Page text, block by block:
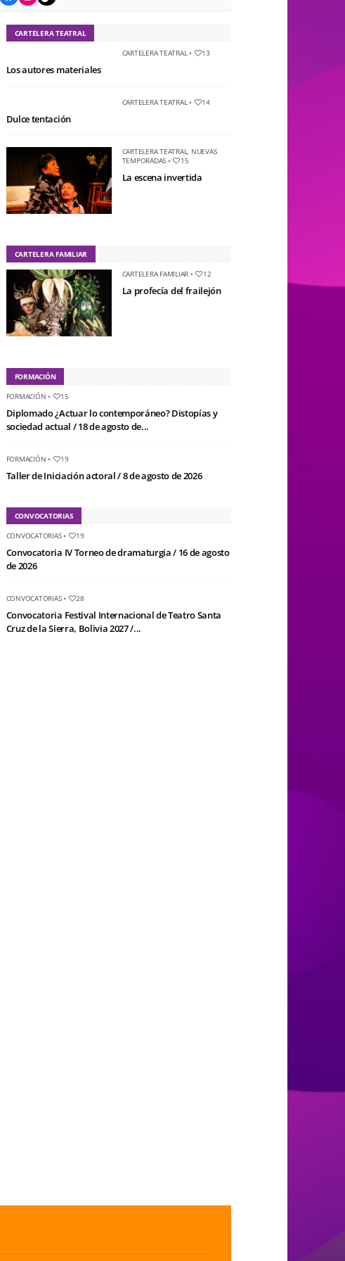
CARTELERA TEATRAL
CARTELERA TEATRAL• 13
Los autores materiales
CARTELERA TEATRAL• 14
Dulce tentación
CARTELERA TEATRAL, NUEVAS
TEMPORADAS • 15
La escena invertida
CARTELERA FAMILIAR
CARTELERA FAMILIAR • 12
La profecía del frailejón
FORMACIÓN
FORMACIÓN • 15
Diplomado ¿Actuar lo contemporáneo? Distopías y
sociedad actual / 18 de agosto de...
FORMACIÓN • 19
Taller de Iniciación actoral / 8 de agosto de 2026
CONVOCATORIAS
CONVOCATORIAS• 19
Convocatoria IV Torneo de dramaturgia / 16 de agosto
de 2026
CONVOCATORIAS• 28
Convocatoria Festival Internacional de Teatro Santa
Cruz de la Sierra, Bolivia 2027 /...